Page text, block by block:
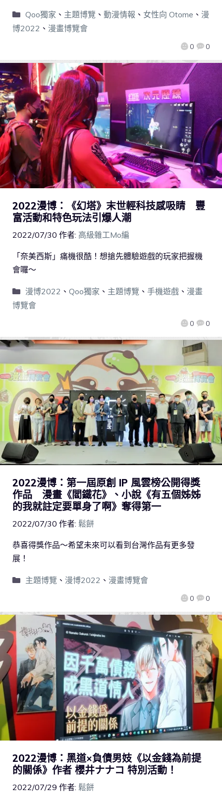
0 0
Qoo獨家 、 主題博覽 、 動漫情報 、 女性向 Otome 、 漫
博2022 、 漫畫博覽會
2022漫博：《幻塔》末世輕科技感吸睛 豐
富活動和特色玩法引爆人潮
2022/07/30 作者: 高級雜工Mo編
0 0
「奈美西斯」痛機很酷！想搶先體驗遊戲的玩家把握機
會囉～
漫博2022 、 Qoo獨家 、 主題博覽 、 手機遊戲、 漫畫
博覽會
2022漫博：第一屆原創 IP 風雲榜公開得獎
作品 漫畫《閻鐵花》、小說《有五個姊姊
的我就註定要單身了啊》奪得第一
2022/07/30 作者: 鬆餅
0 0
恭喜得獎作品～希望未來可以看到台灣作品有更多發
展！
主題博覽 、 漫博2022 、 漫畫博覽會
2022漫博：黑道×負債男妓《以金錢為前提
的關係》作者 櫻井ナナコ 特別活動！
2022/07/29 作者: 鬆餅